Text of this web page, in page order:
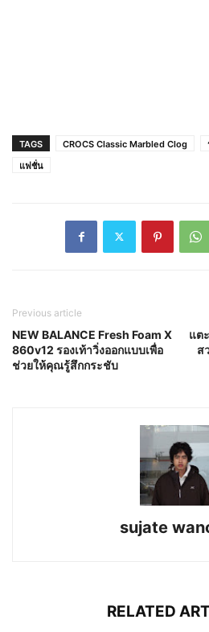
TAGS CROCS Classic Marbled Clog
แฟชั่น
Previous article
NEW BALANCE Fresh Foam X
860v12 รองเท้าวิ่งออกแบบเพื่อ
ช่วยให้คุณรู้สึกกระชับ
แต
ส
sujate
RELATED